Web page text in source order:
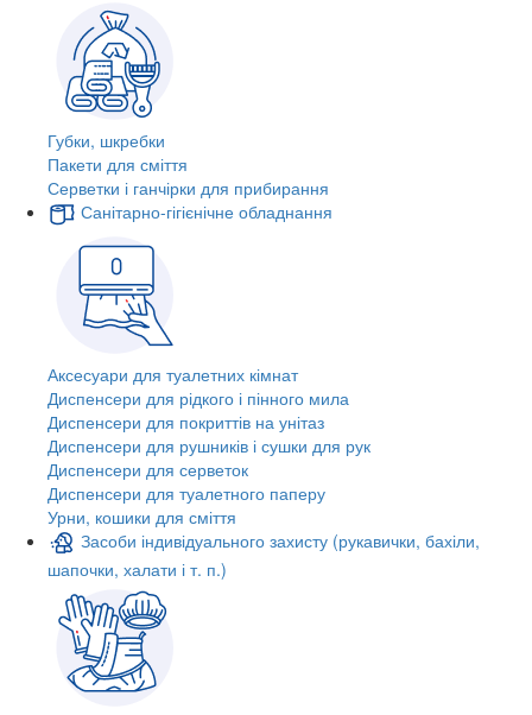
Губки, шкребки
Пакети для сміття
Серветки і ганчірки для прибирання
Санітарно-гігієнічне обладнання
Аксесуари для туалетних кімнат
Диспенсери для рідкого і пінного мила
Диспенсери для покриттів на унітаз
Диспенсери для рушників і сушки для рук
Диспенсери для серветок
Диспенсери для туалетного паперу
Урни, кошики для сміття
Засоби індивідуального захисту (рукавички, бахіли,
шапочки, халати і т. п.)